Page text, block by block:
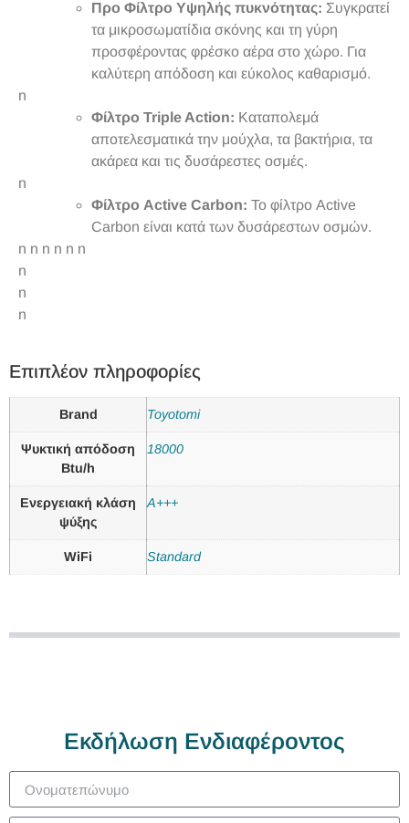
Προ Φίλτρο Υψηλής πυκνότητας: Συγκρατεί
τα μικροσωματίδια σκόνης και τη γύρη
προσφέροντας φρέσκο αέρα στο χώρο. Για
καλύτερη απόδοση και εύκολος καθαρισμό.
n
Φίλτρο Triple Action: Καταπολεμά
αποτελεσματικά την μούχλα, τα βακτήρια, τα
ακάρεα και τις δυσάρεστες οσμές.
n
Φίλτρο Active Carbon: Το φίλτρο Active
Carbon είναι κατά των δυσάρεστων οσμών.
n n n n n n
n
n
n
Επιπλέον πληροφορίες
Brand Toyotomi
Ψυκτική απόδοση
Btu/h
18000
Ενεργειακή κλάση
ψύξης
A+++
WiFi Standard
Εκδήλωση Ενδιαφέροντος